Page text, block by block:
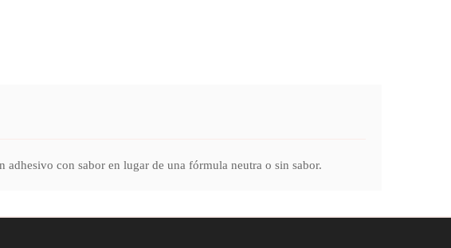
con sabor en lugar de una fórmula neutra o sin sabor.